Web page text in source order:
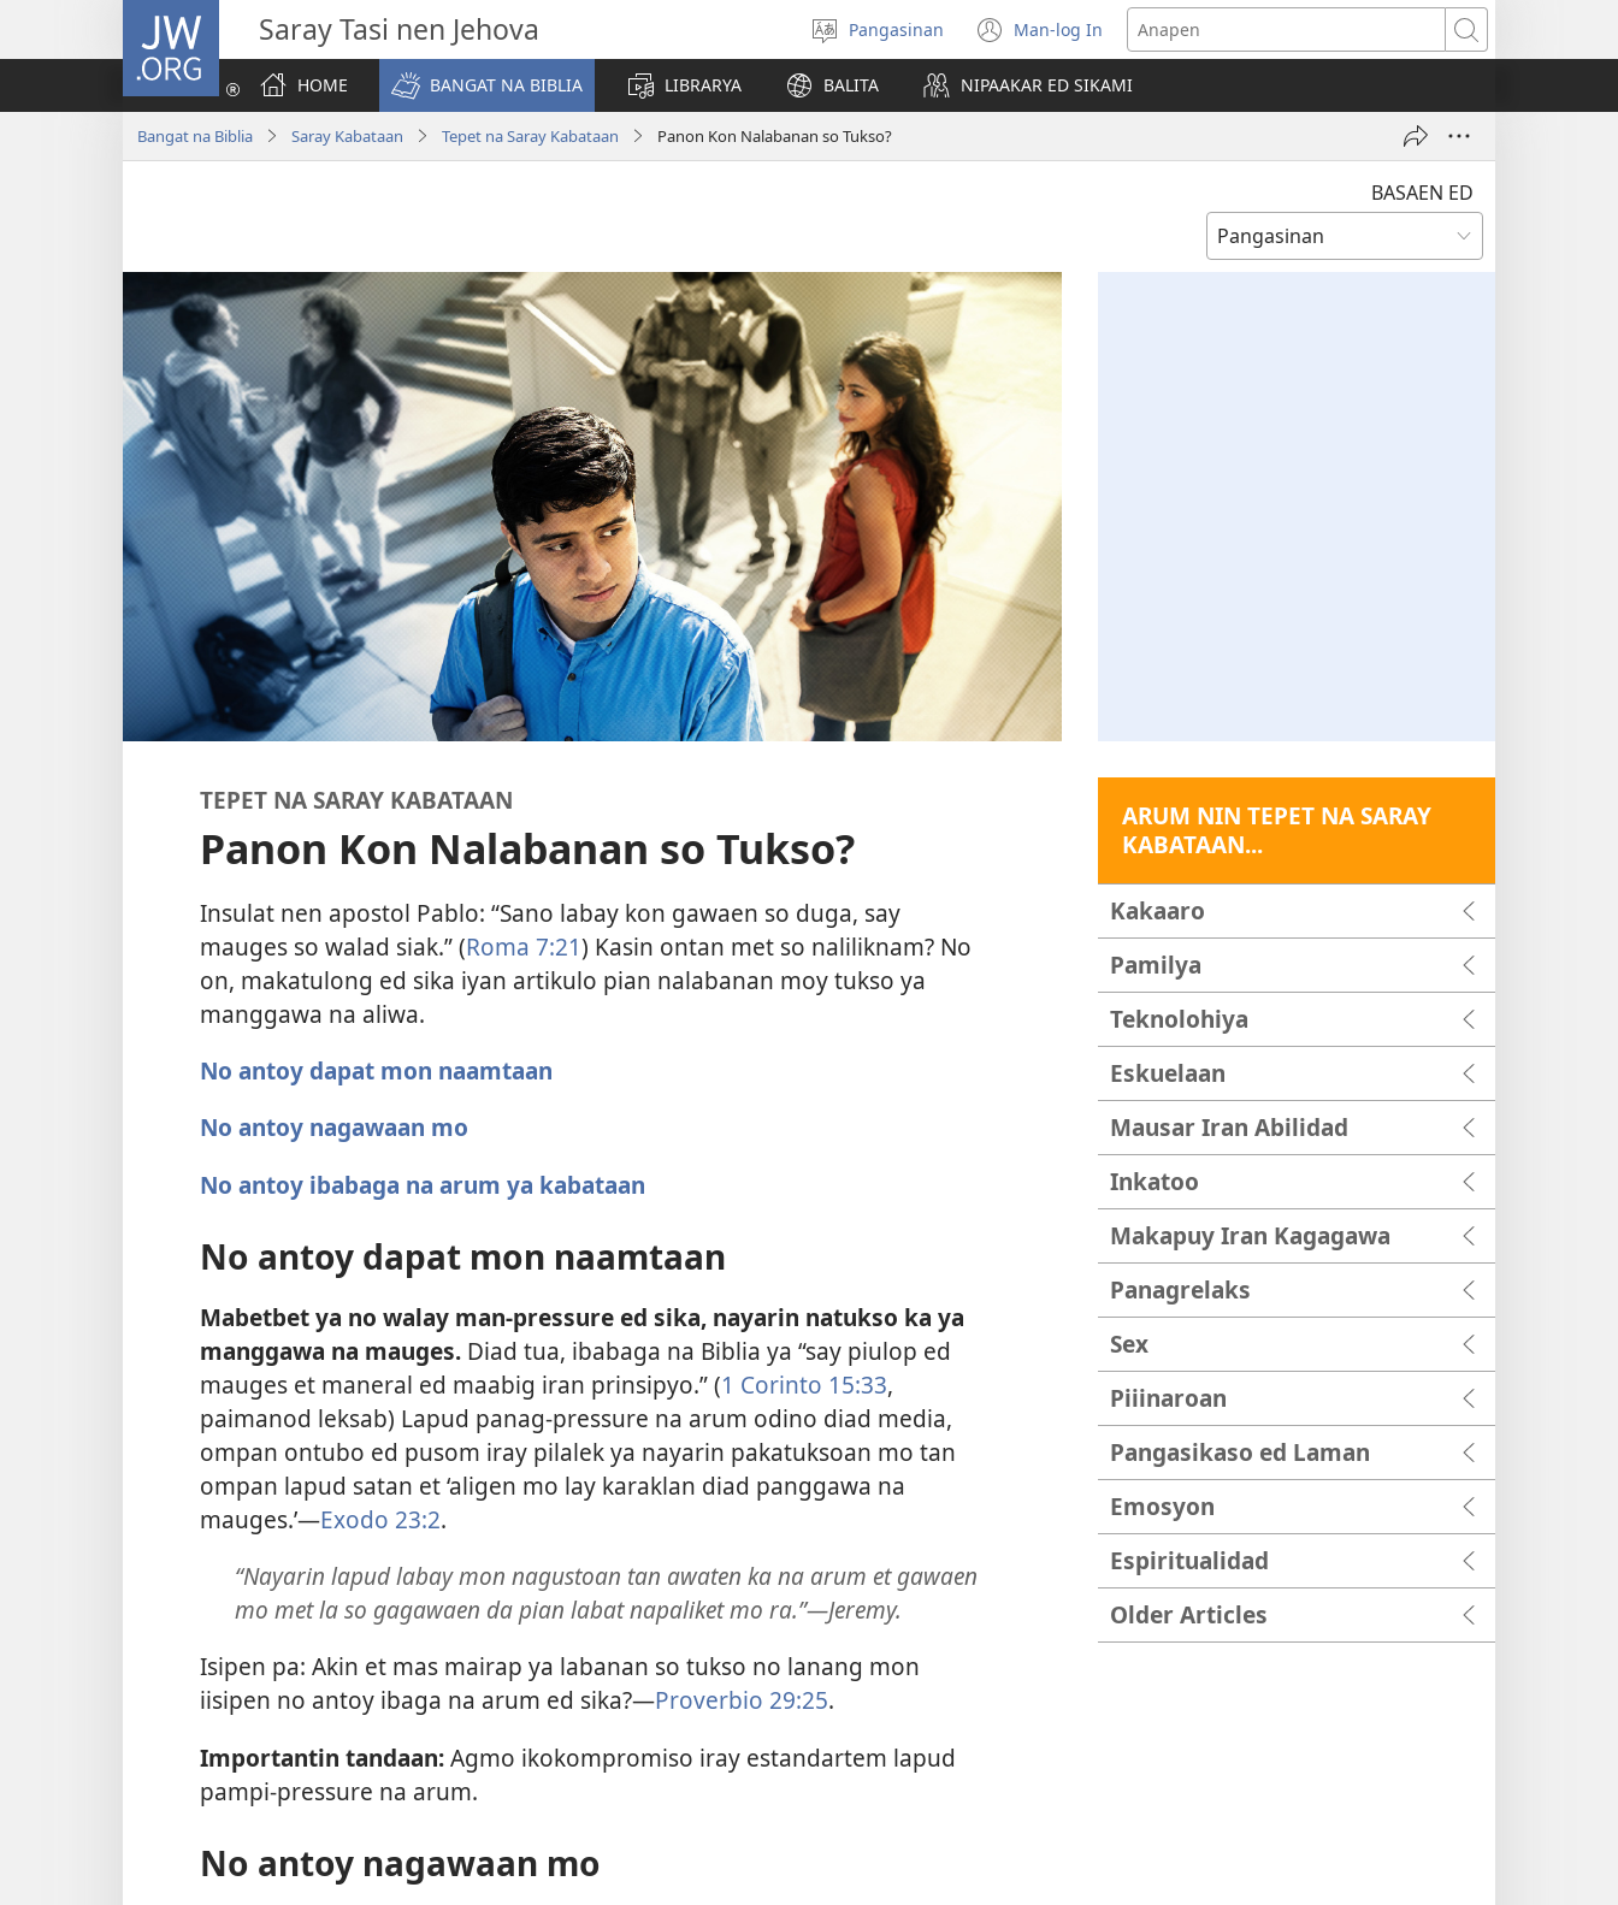
JW.ORG Saray Tasi nen Jehova
Manpili
na
Lenguahe
Pangasinan Man-log In
(opens
new
window)
Anapen
HOME
BANGAT NA BIBLIA LIBRARYA BALITA NIPAAKAR ED SIKAMI
Bangat na Biblia Saray Kabataan Tepet na Saray Kabataan Panon Kon Nalabanan so Tukso?
BASAEN ED
TEPET NA SARAY KABATAAN
Panon Kon Nalabanan so Tukso?
Insulat nen apostol Pablo: “Sano labay kon gawaen so duga, say
mauges so walad siak.” (Roma 7:​21) Kasin ontan met so naliliknam? No
on, makatulong ed sika iyan artikulo pian nalabanan moy tukso ya
manggawa na aliwa.
No antoy dapat mon naamtaan
No antoy nagawaan mo
No antoy ibabaga na arum ya kabataan
No antoy dapat mon naamtaan
Mabetbet ya no walay man-pressure ed sika, nayarin natukso ka ya
manggawa na mauges. Diad tua, ibabaga na Biblia ya “say piulop ed
mauges et maneral ed maabig iran prinsipyo.” (1 Corinto 15:33,
paimanod leksab) Lapud panag-pressure na arum odino diad media,
ompan ontubo ed pusom iray pilalek ya nayarin pakatuksoan mo tan
ompan lapud satan et ‘aligen mo lay karaklan diad panggawa na
mauges.’​—Exodo 23:2.
“Nayarin lapud labay mon nagustoan tan awaten ka na arum et gawaen
mo met la so gagawaen da pian labat napaliket mo ra.”​—Jeremy.
Isipen pa: Akin et mas mairap ya labanan so tukso no lanang mon
iisipen no antoy ibaga na arum ed sika?​—Proverbio 29:25.
Importantin tandaan:Agmo ikokompromiso iray estandartem lapud
pampi-pressure na arum.
No antoy nagawaan mo
ARUM NIN TEPET NA SARAY
KABATAAN...
Kakaaro
Pamilya
Teknolohiya
Eskuelaan
Mausar Iran Abilidad
Inkatoo
Makapuy Iran Kagagawa
Panagrelaks
Sex
Piiinaroan
Pangasikaso ed Laman
Emosyon
Espiritualidad
Older Articles